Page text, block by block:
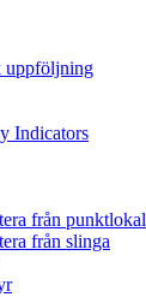
uppföljning
Indicators
från punktlokal
från slinga